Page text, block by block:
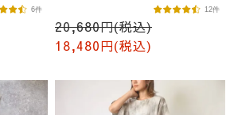
6件
20,680円(税込)
18,480円(税込)
12件